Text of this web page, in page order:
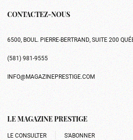
CONTACTEZ-NOUS
6500, BOUL. PIERRE-BERTRAND, SUITE 200
(581) 981-9555
INFO@MAGAZINEPRESTIGE.COM
LE MAGAZINE PRESTIGE
LE CONSULTER S’ABONNER